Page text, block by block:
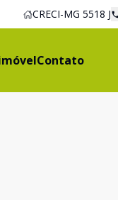
CRECI-MG 5518 J
Contato